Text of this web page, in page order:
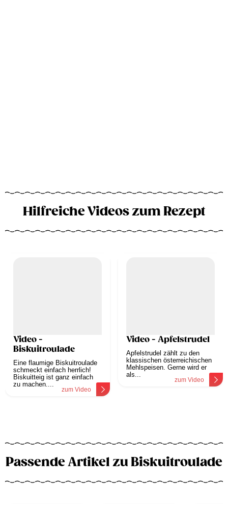
Hilfreiche Videos zum Rezept
Video -
Biskuitroulade
Eine flaumige Biskuitroulade
schmeckt einfach herrlich!
Biskuitteig ist ganz einfach
zu machen....
zum Video
Video - Apfelstrudel
Apfelstrudel zählt zu den
klassischen österreichischen
Mehlspeisen. Gerne wird er
als...
zum Video
Passende Artikel zu Biskuitroulade